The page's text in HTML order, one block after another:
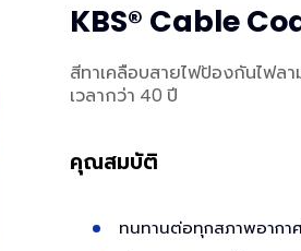
KBS® Cable
สีทาเคลือบสายไฟป้องกันไฟล
เวลากว่า 40 ปี
คุณสมบัติ
ทนทานต่อทุกสภาพอากา